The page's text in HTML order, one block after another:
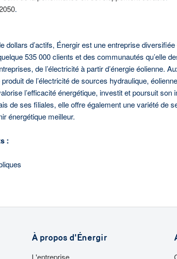
.
dollars d’actifs, Énergir est une entreprise
535 000 clients et des communautés qu’elle
de l’électricité à partir d’énergie éolienne.
produit de l’électricité de sources hydraulique,
l’efficacité énergétique, investit et poursuit
de ses filiales, elle offre également une variété
énergétique meilleur.
:
À propos d'Énergir
L'entreprise